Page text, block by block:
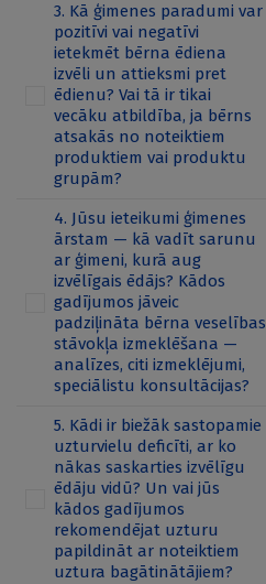
3. Kā ģimenes paradumi var
pozitīvi vai negatīvi
ietekmēt bērna ēdiena
izvēli un attieksmi pret
ēdienu? Vai tā ir tikai
vecāku atbildība, ja bērns
atsakās no noteiktiem
produktiem vai produktu
grupām?
4. Jūsu ieteikumi ģimenes
ārstam — kā vadīt sarunu
ar ģimeni, kurā aug
izvēlīgais ēdājs? Kādos
gadījumos jāveic
padziļināta bērna veselības
stāvokļa izmeklēšana —
analīzes, citi izmeklējumi,
speciālistu konsultācijas?
5. Kādi ir biežāk sastopamie
uzturvielu deficīti, ar ko
nākas saskarties izvēlīgu
ēdāju vidū? Un vai jūs
kādos gadījumos
rekomendējat uzturu
papildināt ar noteiktiem
uztura bagātinātājiem?